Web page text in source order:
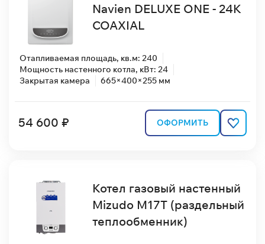
Navien DELUXE ONE - 24K
COAXIAL
Отапливаемая площадь, кв.м: 240
Мощность настенного котла, кВт: 24
Закрытая камера
665×400×255 мм
54 600 ₽ ОФОРМИТЬ
Котел газовый настенный
Mizudo M17T (раздельный
теплообменник)